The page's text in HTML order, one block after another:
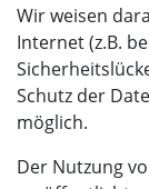
Wir weisen
Internet (z.B.
Schutz der
möglich.
Der Nutzung